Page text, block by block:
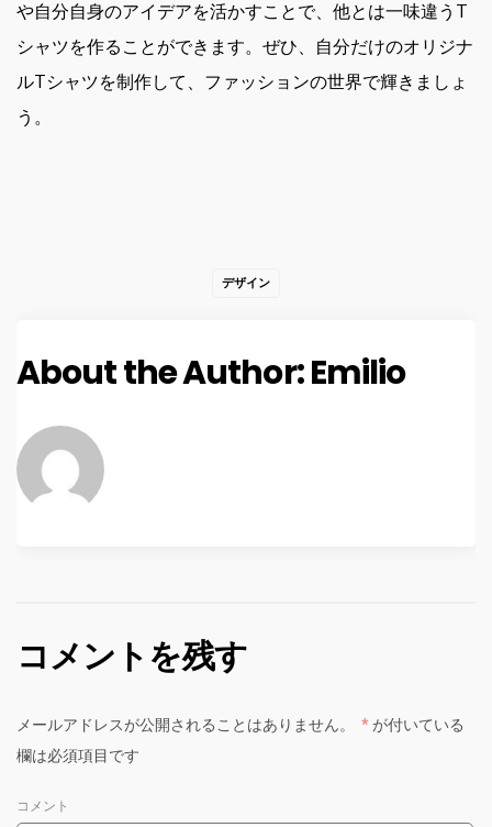
や自分自身のアイデアを活かすことで、他とは一味違うT
シャツを作ることができます。ぜひ、自分だけのオリジナ
ルTシャツを制作して、ファッションの世界で輝きましょ
う。
デザイン
About the Author:Emilio
コメントを残す
メールアドレスが公開されることはありません。 * が付いている
欄は必須項目です
コメント